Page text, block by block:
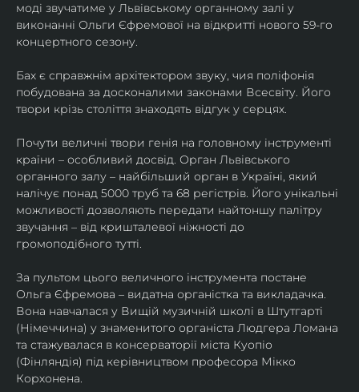
моді звучатиме у Львівському органному залі у
виконанні Ольги Єфремової на відкритті нового 59-го
концертного сезону.
Бах є справжнім архітектором звуку, чия поліфонія
побудована за досконалими законами Всесвіту. Його
твори крізь століття знаходять відгук у серцях.
Почути величні твори генія на головному інструменті
країни – особливий досвід. Орган Львівського
органного залу – найбільший орган в Україні, який
налічує понад 5000 труб та 68 регістрів. Його унікальні
можливості дозволяють передати найтоншу палітру
звучання – від кришталевої ніжності до
громоподібного тутті.
За пультом цього величного інструмента постане
Ольга Єфремова – видатна органістка та викладачка.
Вона навчалася у Вищій музичній школі в Штутгарті
(Німеччина) у знаменитого органіста Людгера Ломана
та стажувалася в консерваторії міста Куопіо
(Фінляндія) під керівництвом професора Мікко
Корхонена.